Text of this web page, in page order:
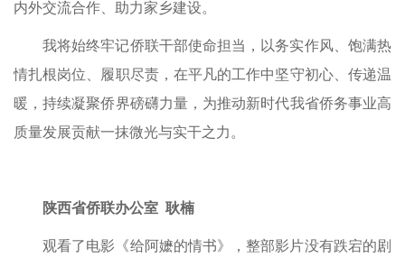
内外交流合作、助力家乡建设。
我将始终牢记侨联干部使命担当，以务实作风、饱满热
情扎根岗位、履职尽责，在平凡的工作中坚守初心、传递温
暖，持续凝聚侨界磅礴力量，为推动新时代我省侨务事业高
质量发展贡献一抹微光与实干之力。
陕西省侨联办公室 耿楠
观看了电影《给阿嬷的情书》，整部影片没有跌宕的剧